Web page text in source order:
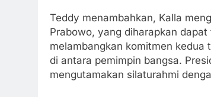
Teddy menambahkan, Kalla
Prabowo, yang diharapkan
melambangkan komitmen kedua
di antara pemimpin bangsa.
mengutamakan silaturahmi